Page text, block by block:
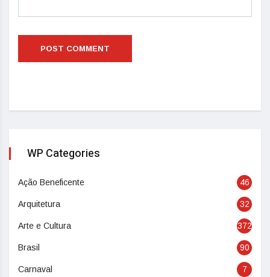
WP Categories
Ação Beneficente 46
Arquitetura 32
Arte e Cultura 372
Brasil 90
Carnaval 7